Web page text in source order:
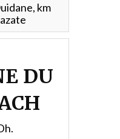
km
DU